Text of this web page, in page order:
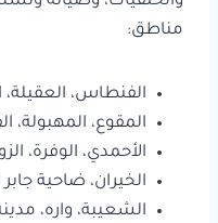
مناطق:
الفنطاس، العقيلة،
المقوع، المهبولة،
الأحمدي، الوفرة،
الخيران، ضاحية
الشعيبة، واره،